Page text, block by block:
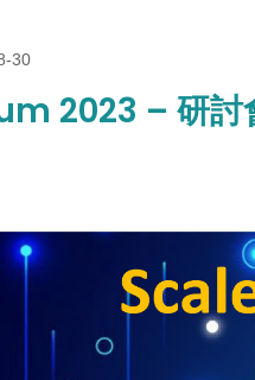
30
2023 – 研討